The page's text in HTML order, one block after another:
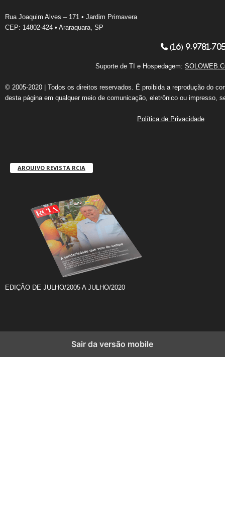
Rua Joaquim Alves – 171 • Jardim Primavera
CEP: 14802-424 • Araraquara, SP
(16)
Suporte de TI e Hospedagem:
© 2005-2020 | Todos os direitos reservados. É proibida a reprodução do
desta página em qualquer meio de comunicação, eletrônico ou impresso,
Política de Privacidade
ARQUIVO REVISTA RCIA
EDIÇÃO DE JULHO/2005 A JULHO/2020
Sair da versão mobile